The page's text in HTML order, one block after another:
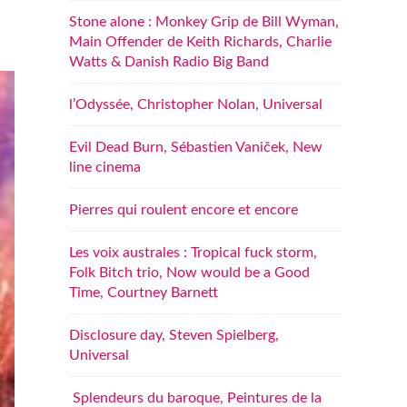
Stone alone : Monkey Grip de Bill Wyman,
Main Offender de Keith Richards, Charlie
Watts & Danish Radio Big Band
l’Odyssée, Christopher Nolan, Universal
Evil Dead Burn, Sébastien Vaniček, New
line cinema
Pierres qui roulent encore et encore
Les voix australes : Tropical fuck storm,
Folk Bitch trio, Now would be a Good
Time, Courtney Barnett
Disclosure day, Steven Spielberg,
Universal
Splendeurs du baroque, Peintures de la